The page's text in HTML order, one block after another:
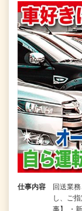
仕事内容
回送業
し、ご
事】 ・